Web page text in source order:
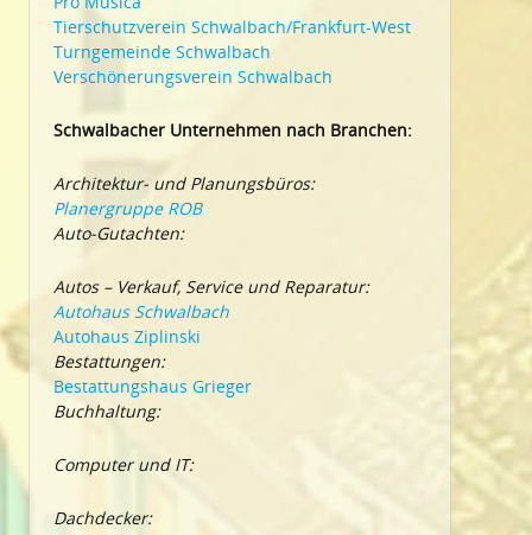
Tierschutzverein Schwalbach/Frankfurt-West
Turngemeinde Schwalbach
Verschönerungsverein Schwalbach
Schwalbacher Unternehmen nach Branchen:
Architektur- und Planungsbüros:
Planergruppe ROB
Auto-Gutachten:
Autos – Verkauf, Service und Reparatur:
Autohaus Schwalbach
Autohaus Ziplinski
Bestattungen:
Bestattungshaus Grieger
Buchhaltung:
Computer und IT:
Dachdecker: